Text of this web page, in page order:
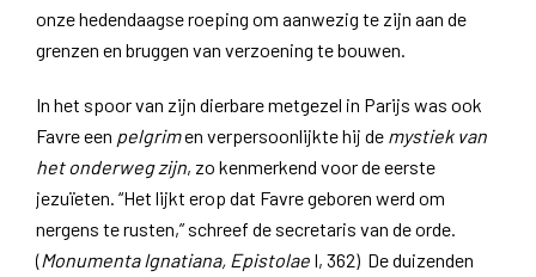
onze hedendaagse roeping om aanwezig te zijn aan de
grenzen en bruggen van verzoening te bouwen.
In het spoor van zijn dierbare metgezel in Parijs was ook
Favre een pelgrimen verpersoonlijkte hij de mystiek van
het onderweg zijn, zo kenmerkend voor de eerste
jezuïeten. “Het lijkt erop dat Favre geboren werd om
nergens te rusten,” schreef de secretaris van de orde.
(Monumenta Ignatiana, Epistolae I, 362) De duizenden